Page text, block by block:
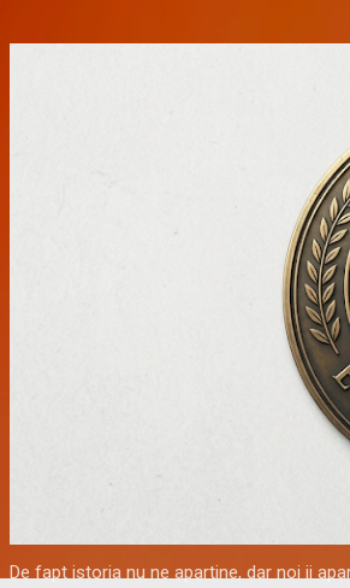
De fapt istoria nu ne apartine, dar noi ii